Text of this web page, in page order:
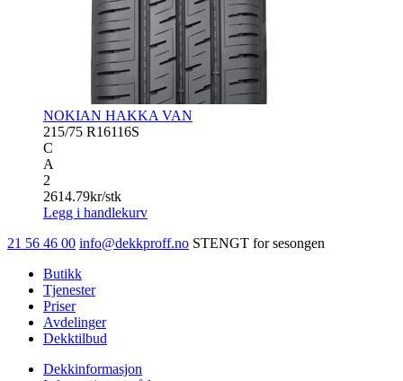
NOKIAN HAKKA VAN
215/75 R16116S
C
A
2
2614.79kr/stk
Legg i handlekurv
21 56 46 00 info@dekkproff.no STENGT for sesongen
Butikk
Tjenester
Priser
Avdelinger
Dekktilbud
Dekkinformasjon